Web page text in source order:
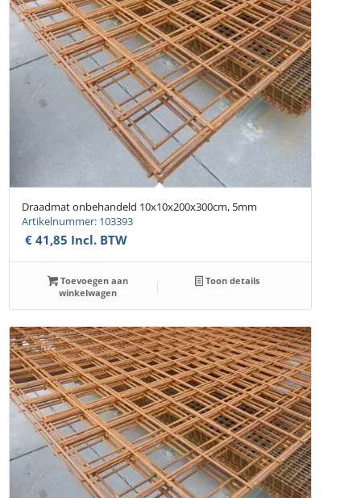
Draadmat onbehandeld 10x10x200x300cm, 5mm
Artikelnummer: 103393
€ 41,85 Incl. BTW
Toevoegen aan
winkelwagen
Toon details